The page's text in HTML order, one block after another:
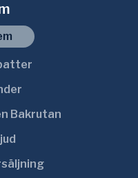
Bakrutan